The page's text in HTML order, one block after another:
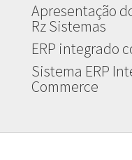
Apresentação
Rz Sistemas
ERP integrado
Sistema ERP
Commerce